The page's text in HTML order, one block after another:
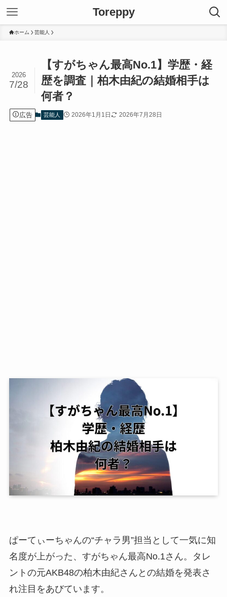
Toreppy
ホーム 芸能人
【すがちゃん最高No.1】学歴・経
歴を調査｜柏木由紀の結婚相手は
何者？
2026
7/28
広告 芸能人 2026年1月1日 2026年7月28日
ぱーてぃーちゃんの“チャラ男”担当として一気に知
名度が上がった、すがちゃん最高No.1さん。タレ
ントの元AKB48の柏木由紀さんとの結婚を発表さ
れ注目をあびています。